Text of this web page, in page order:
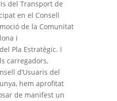
del Transport de
en el Consell
de la Comunitat
i
Pla Estratègic. I
carregadors,
d’Usuaris del
hem aprofitat
de manifest un